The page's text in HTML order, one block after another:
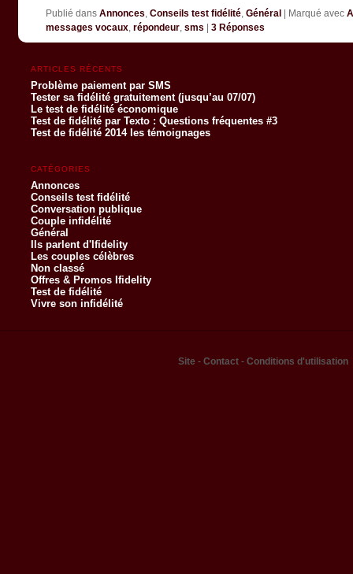
Publié dans Annonces ,Conseils test fidélité ,Général | Marqué avec
messages vocaux ,répondeur ,sms |3 Réponses
ARTICLES RÉCENTS
Problème paiement par SMS
Tester sa fidélité gratuitement (jusqu’au 07/07)
Le test de fidélité économique
Test de fidélité par Texto : Questions fréquentes #3
Test de fidélité 2014 les témoignages
CATÉGORIES
Annonces
Conseils test fidélité
Conversation publique
Couple infidélité
Général
Ils parlent d'Ifidelity
Les couples célèbres
Non classé
Offres & Promos Ifidelity
Test de fidélité
Vivre son infidélité
Site - Contact - Conditions d'utilisation